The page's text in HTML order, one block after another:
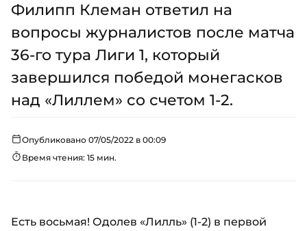
Филипп Клеман ответил на
вопросы журналистов после матча
36-го тура Лиги 1, который
завершился победой монегасков
над «Лиллем» со счетом 1-2.
Опубликовано 07/05/2022 в 00:09
Время чтения: 15 мин.
Есть восьмая! Одолев «Лилль» (1-2) в первой